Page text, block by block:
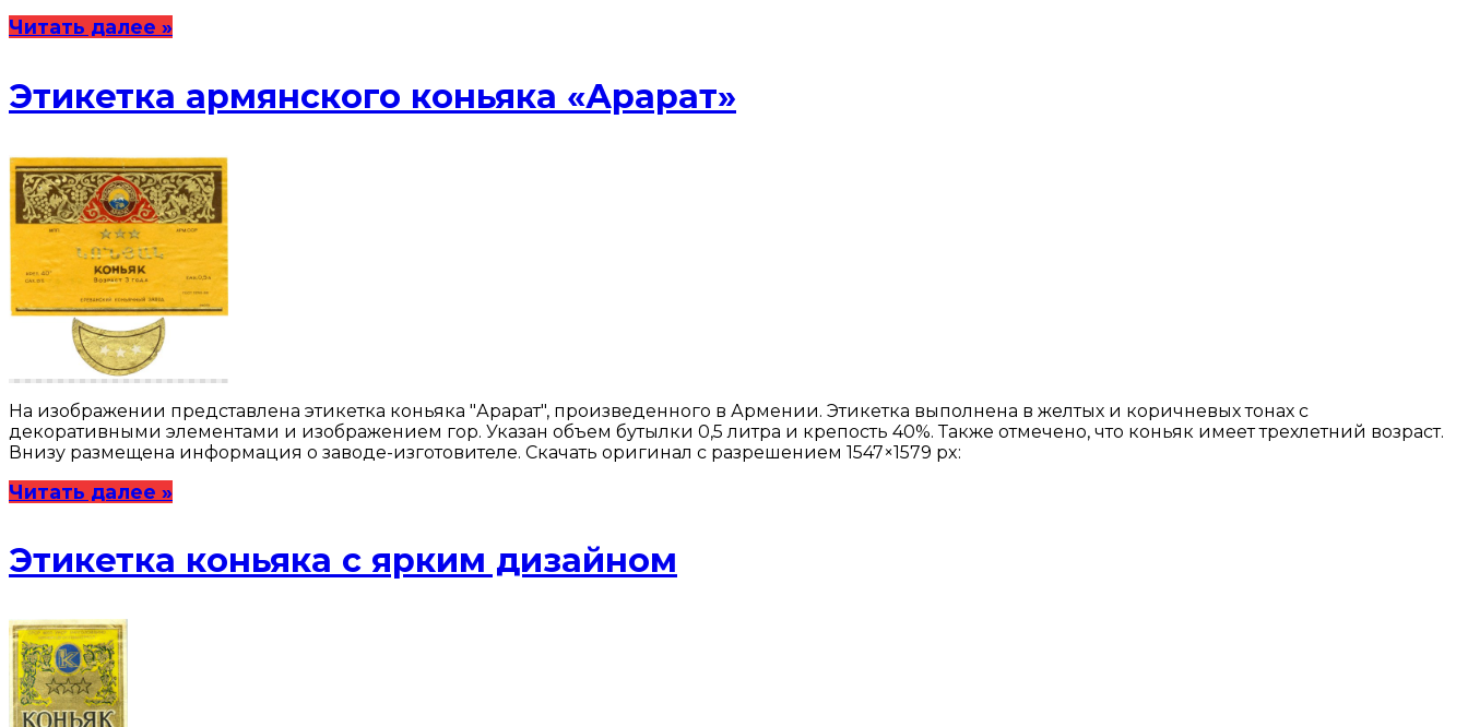
Читать далее »
Этикетка армянского коньяка «Арарат»
На изображении представлена этикетка коньяка "Арарат", произведенного в Армении. Этикетка выполнена в желтых и коричневых тонах с
декоративными элементами и изображением гор. Указан объем бутылки 0,5 литра и крепость 40%. Также отмечено, что коньяк имеет трехлетний возраст.
Внизу размещена информация о заводе-изготовителе. Скачать оригинал с разрешением 1547×1579 px:
Читать далее »
Этикетка коньяка с ярким дизайном